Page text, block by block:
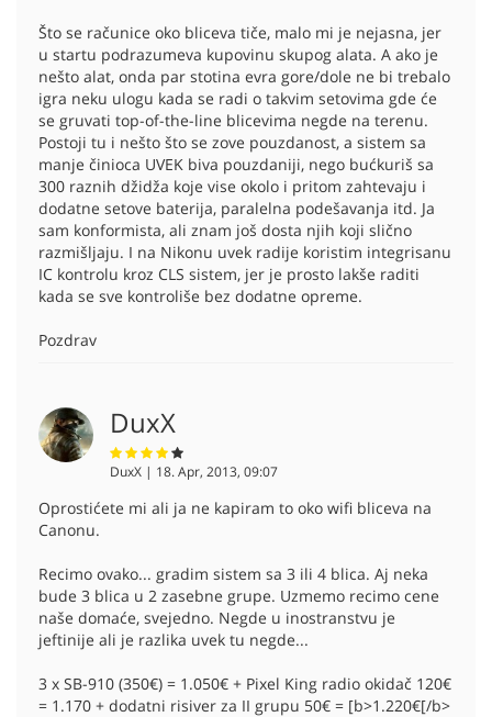
Što se računice oko bliceva tiče, malo mi je nejasna, jer
u startu podrazumeva kupovinu skupog alata. A ako je
nešto alat, onda par stotina evra gore/dole ne bi trebalo
igra neku ulogu kada se radi o takvim setovima gde će
se gruvati top-of-the-line blicevima negde na terenu.
Postoji tu i nešto što se zove pouzdanost, a sistem sa
manje činioca UVEK biva pouzdaniji, nego bućkuriš sa
300 raznih džidža koje vise okolo i pritom zahtevaju i
dodatne setove baterija, paralelna podešavanja itd. Ja
sam konformista, ali znam još dosta njih koji slično
razmišljaju. I na Nikonu uvek radije koristim integrisanu
IC kontrolu kroz CLS sistem, jer je prosto lakše raditi
kada se sve kontroliše bez dodatne opreme.
Pozdrav
DuxX
DuxX | 18. Apr, 2013, 09:07
Oprostićete mi ali ja ne kapiram to oko wifi bliceva na
Canonu.
Recimo ovako... gradim sistem sa 3 ili 4 blica. Aj neka
bude 3 blica u 2 zasebne grupe. Uzmemo recimo cene
naše domaće, svejedno. Negde u inostranstvu je
jeftinije ali je razlika uvek tu negde...
3 x SB-910 (350€) = 1.050€ + Pixel King radio okidač 120€
= 1.170 + dodatni risiver za II grupu 50€ = [b>1.220€[/b>